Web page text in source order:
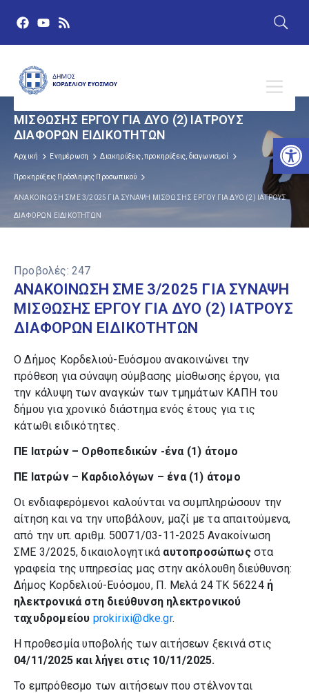
ΜΙΣΘΩΣΗΣ ΕΡΓΟΥ ΓΙΑ ΔΥΟ (2) ΙΑΤΡΟΥΣ
ΔΙΑΦΟΡΩΝ ΕΙΔΙΚΟΤΗΤΩΝ
Αρχική Ενημέρωση Διακηρύξεις, προκηρύξεις, διαγωνισμοί
Προκηρύξεις Πρόσληψης Προσωπικού
ΑΝΑΚΟΙΝΩΣΗ ΣΜΕ 3/2025 ΓΙΑ ΣΥΝΑΨΗ ΜΙΣΘΩΣΗΣ ΕΡΓΟΥ ΓΙΑ ΔΥΟ (2) ΙΑΤΡΟΥΣ
ΔΙΑΦΟΡΩΝ ΕΙΔΙΚΟΤΗΤΩΝ
Προβολές: 247
ΑΝΑΚΟΙΝΩΣΗ ΣΜΕ 3/2025 ΓΙΑ ΣΥΝΑΨΗ
ΜΙΣΘΩΣΗΣ ΕΡΓΟΥ ΓΙΑ ΔΥΟ (2) ΙΑΤΡΟΥΣ
ΔΙΑΦΟΡΩΝ ΕΙΔΙΚΟΤΗΤΩΝ
Ο Δήμος Κορδελιού-Ευόσμου ανακοινώνει την
πρόθεση για σύναψη σύμβασης μίσθωσης έργου, για
την κάλυψη των αναγκών των τμημάτων ΚΑΠΗ του
δήμου για χρονικό διάστημα ενός έτους για τις
κάτωθι ειδικότητες.
ΠΕ Ιατρών – Ορθοπεδικών -ένα (1) άτομο
ΠΕ Ιατρών – Καρδιολόγων – ένα (1) άτομο
Οι ενδιαφερόμενοι καλούνται να συμπληρώσουν την
αίτηση και να την υποβάλουν, μαζί με τα απαιτούμενα,
από την υπ. αριθμ. 50071/03-11-2025 Ανακοίνωση
ΣΜΕ 3/2025, δικαιολογητικά αυτοπροσώπωςστα
γραφεία της υπηρεσίας μας στην ακόλουθη διεύθυνση:
Δήμος Κορδελιού-Ευόσμου, Π. Μελά 24 ΤΚ 56224ή
ηλεκτρονικά στη διεύθυνση ηλεκτρονικού
ταχυδρομείου prokirixi@dke.gr.
Η προθεσμία υποβολής των αιτήσεων ξεκινά στις
04/11/2025 και λήγει στις 10/11/2025.
Το εμπρόθεσμο των αιτήσεων που στέλνονται